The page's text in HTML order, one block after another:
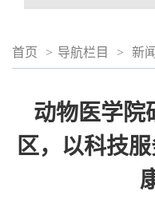
首页 > 导航栏目 > 新
动物医学院
区，以科技